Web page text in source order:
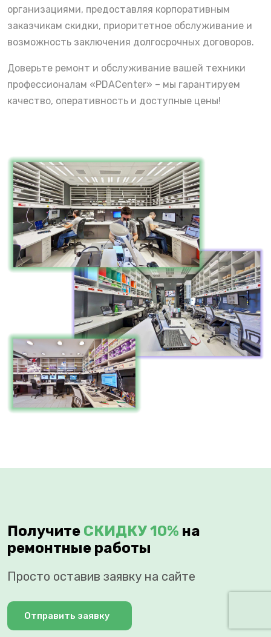
организациями, предоставляя корпоративным
заказчикам скидки, приоритетное обслуживание и
возможность заключения долгосрочных договоров.
Доверьте ремонт и обслуживание вашей техники
профессионалам «PDACenter» – мы гарантируем
качество, оперативность и доступные цены!
Получите СКИДКУ 10% на
ремонтные работы
Просто оставив заявку на сайте
Отправить заявку